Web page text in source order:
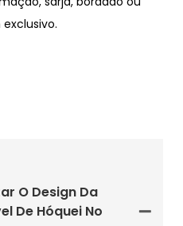
O Design Da
De Hóquei No